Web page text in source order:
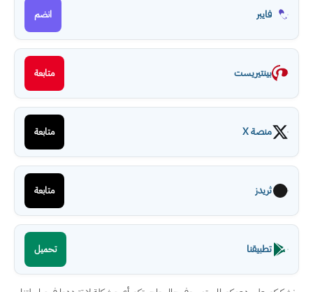
فايبر انضم
بينتيريست متابعة
منصة X متابعة
ثريدز متابعة
تطبيقنا تحميل